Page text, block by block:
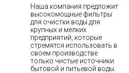
Наша компания предложит
высокомощные фильтры
для очистки воды для
крупных и мелких
предприятий, которые
стремятся использовать в
своем производстве
только чистые источники
бытовой и питьевой воды.